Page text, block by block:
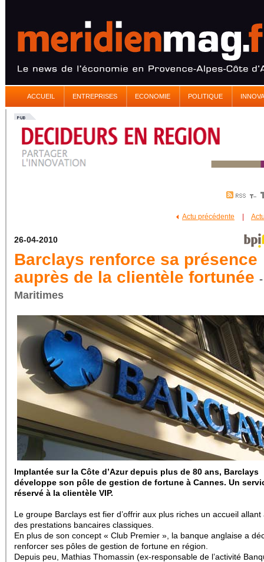
ACCUEIL ENTREPRISES ECONOMIE POLITIQUE
Actu précédente
26-04-2010
Barclays renforce sa présence
auprès de la clientèle fortunée
Maritimes
Implantée sur la Côte d’Azur depuis plus de 80 ans, Barclays
développe son pôle de gestion de fortune à Cannes. Un
réservé à la clientèle VIP.
Le groupe Barclays est fier d’offrir aux plus riches un accueil allant
des prestations bancaires classiques.
En plus de son concept « Club Premier », la banque anglaise a
renforcer ses pôles de gestion de fortune en région.
Depuis peu, Mathias Thomassin (ex-responsable de l’activité